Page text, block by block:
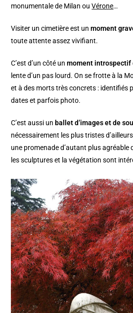
monumentale de Milan ouVérone…
Visiter un cimetière est unmoment
toute attente assez vivifiant.
C’est d’un côté unmoment introspectif
lente d’un pas lourd. On se frotte à la
et à des morts très concrets : identifiés
dates et parfois photo.
C’est aussi un ballet d’images et de
nécessairement les plus tristes
une promenade d’autant plus agréable
les sculptures et la végétation sont